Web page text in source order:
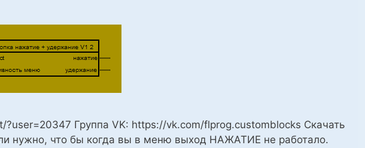
Группа VK: https://vk.com/flprog.customblocks Скачать
нужно, что бы когда вы в меню выход НАЖАТИЕ не работало.